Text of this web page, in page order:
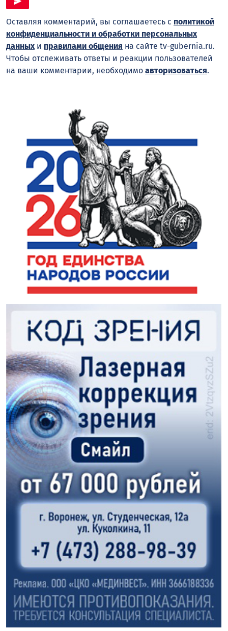
Оставляя комментарий, вы соглашаетесь с политикой
конфиденциальности и обработки персональных
данныхи правилами общения на сайте tv-gubernia.ru.
Чтобы отслеживать ответы и реакции пользователей
на ваши комментарии, необходимо авторизоваться.